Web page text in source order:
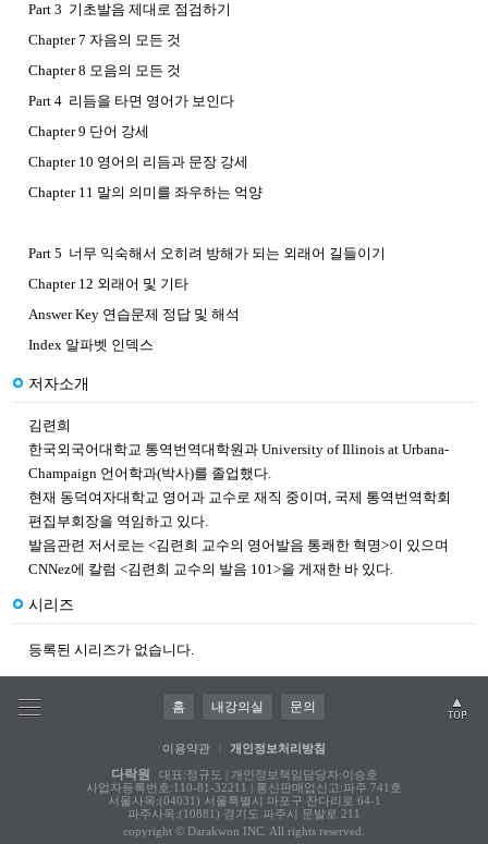
Part 3 기초발음 제대로 점검하기
Chapter 7 자음의 모든 것
Chapter 8 모음의 모든 것
Part 4 리듬을 타면 영어가 보인다
Chapter 9 단어 강세
Chapter 10 영어의 리듬과 문장 강세
Chapter 11 말의 의미를 좌우하는 억양
Part 5 너무 익숙해서 오히려 방해가 되는 외래어 길들이기
Chapter 12 외래어 및 기타
Answer Key 연습문제 정답 및 해석
Index 알파벳 인덱스
저자소개
김련희
한국외국어대학교 통역번역대학원과 University of Illinois at Urbana-
Champaign 언어학과(박사)를 졸업했다.
현재 동덕여자대학교 영어과 교수로 재직 중이며, 국제 통역번역학회
편집부회장을 역임하고 있다.
발음관련 저서로는 <김련희 교수의 영어발음 통쾌한 혁명>이 있으며
CNNez에 칼럼 <김련희 교수의 발음 101>을 게재한 바 있다.
시리즈
등록된 시리즈가 없습니다.
홈 내강의실 문의
이용약관 개인정보처리방침
다락원
대표:정규도 | 개인정보책임담당자:이승호
사업자등록번호:110-81-32211 | 통신판매업신고:파주 741호
서울사옥:(04031) 서울특별시 마포구 잔다리로 64-1
파주사옥:(10881) 경기도 파주시 문발로 211
copyright © Darakwon INC. All rights reserved.